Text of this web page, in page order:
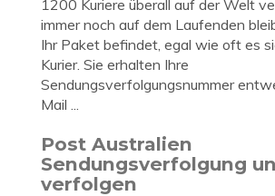
1200 Kuriere überall auf der Welt
immer noch auf dem Laufenden
Ihr Paket befindet, egal wie oft es
Kurier. Sie erhalten Ihre
Sendungsverfolgungsnummer
Mail ...
Post Australien
Sendungsverfolgung
verfolgen